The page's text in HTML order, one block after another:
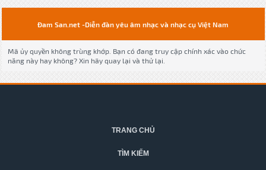
Đam San.net -Diễn đàn yêu âm nhạc và nhạc cụ Việt Nam
Mã ủy quyền không trùng khớp. Bạn có đang truy cập chính xác vào chức
năng này hay không? Xin hãy quay lại và thử lại.
TRANG CHỦ
TÌM KIẾM